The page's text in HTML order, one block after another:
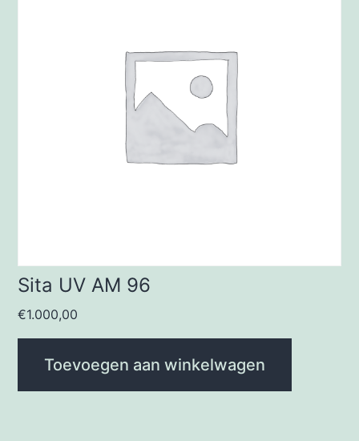
Sita UV AM 96
€1.000,00
Toevoegen aan winkelwagen